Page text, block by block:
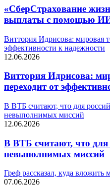
«СберСтрахование
выплаты с помощью
Виттория Идрисова: мировая
эффективности к надежности
12.06.2026
Виттория Идрисова:
переходит от
В ВТБ считают, что для
невыполнимых миссий
12.06.2026
В ВТБ считают, что для
невыполнимых миссий
Греф рассказал, куда вложить
07.06.2026